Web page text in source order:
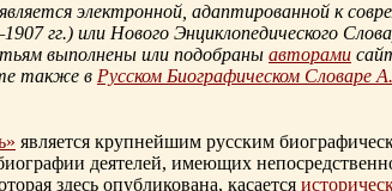
электронной, адаптированной к
гг.) или Нового Энциклопедического
выполнены или подобраны авторами
также в Русском Биографическом Словаре
является крупнейшим русским
деятелей, имеющих
здесь опубликована, касается